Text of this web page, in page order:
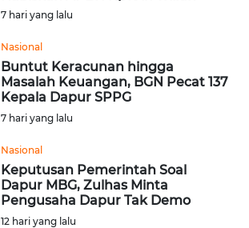
7 hari yang lalu
Nasional
Buntut Keracunan hingga
Masalah Keuangan, BGN Pecat 137
Kepala Dapur SPPG
7 hari yang lalu
Nasional
Keputusan Pemerintah Soal
Dapur MBG, Zulhas Minta
Pengusaha Dapur Tak Demo
12 hari yang lalu